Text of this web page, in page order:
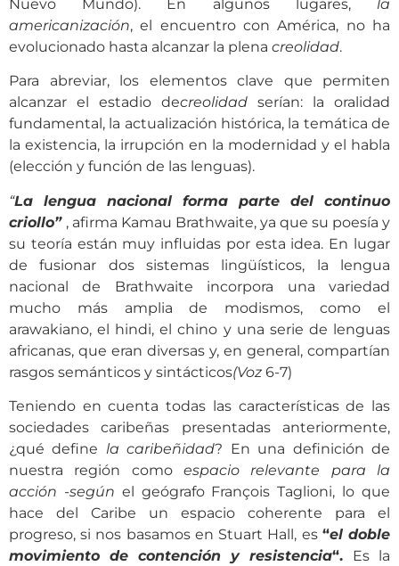
Nuevo Mundo). En algunos lugares, la
americanización, el encuentro con América, no ha
evolucionado hasta alcanzar la plena creolidad.
Para abreviar, los elementos clave que permiten
alcanzar el estadio decreolidad serían: la oralidad
fundamental, la actualización histórica, la temática de
la existencia, la irrupción en la modernidad y el habla
(elección y función de las lenguas).
“La lengua nacional forma parte del continuo
criollo” , afirma Kamau Brathwaite, ya que su poesía y
su teoría están muy influidas por esta idea. En lugar
de fusionar dos sistemas lingüísticos, la lengua
nacional de Brathwaite incorpora una variedad
mucho más amplia de modismos, como el
arawakiano, el hindi, el chino y una serie de lenguas
africanas, que eran diversas y, en general, compartían
rasgos semánticos y sintácticos(Voz 6-7)
Teniendo en cuenta todas las características de las
sociedades caribeñas presentadas anteriormente,
¿qué define la caribeñidad? En una definición de
nuestra región como espacio relevante para la
acción -según el geógrafo François Taglioni, lo que
hace del Caribe un espacio coherente para el
progreso, si nos basamos en Stuart Hall, es “el doble
movimiento de contención y resistencia“. Es la